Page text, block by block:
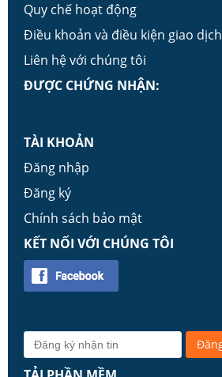
Quy chế hoạt động
Điều khoản và điều kiện giao dịch
Liên hệ với chúng tôi
ĐƯỢC CHỨNG NHẬN:
TÀI KHOẢN
Đăng nhập
Đăng ký
Chính sách bảo mật
KẾT NỐI VỚI CHÚNG TÔI